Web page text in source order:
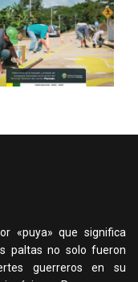
«puya» que significa
paltas no solo fueron
guerreros en su